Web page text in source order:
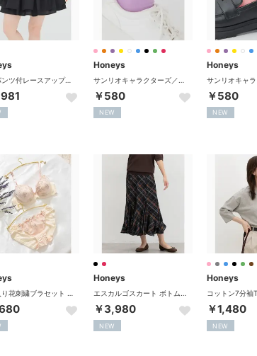
裏地パンツ付レースアップスカート ボトムス スカート ミニスカート ミニ丈 レースアップスカート 内側パンツ付き 無地 チェック柄 レディース （ブラック）
Honeys
￥580
NEW
Honeys
￥580
NEW
Honeys
￥3,980
NEW
Honeys
￥1,480
NEW